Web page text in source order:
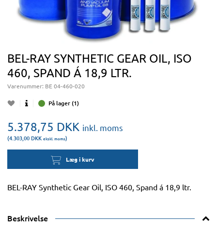
BEL-RAY SYNTHETIC GEAR OIL, ISO
460, SPAND Á 18,9 LTR.
Varenummer: BE 04-460-020
På lager (1)
5.378,75 DKK inkl. moms
(4.303,00 DKK ekskl. moms)
Læg i kurv
BEL-RAY Synthetic Gear Oil, ISO 460, Spand á 18,9 ltr.
Beskrivelse